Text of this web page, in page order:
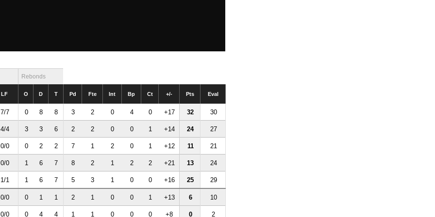
Rebonds
LF O D T Pd Fte Int Bp Ct +/- Pts Eval
7/7 0 8 8 3 2 0 4 0 +17 32 30
4/4 3 3 6 2 2 0 0 1 +14 24 27
0/0 0 2 2 7 1 2 0 1 +12 11 21
0/0 1 6 7 8 2 1 2 2 +21 13 24
1/1 1 6 7 5 3 1 0 0 +16 25 29
0/0 0 1 1 2 1 0 0 1 +13 6 10
0/0 0 4 4 1 1 0 0 0 +8 0 2